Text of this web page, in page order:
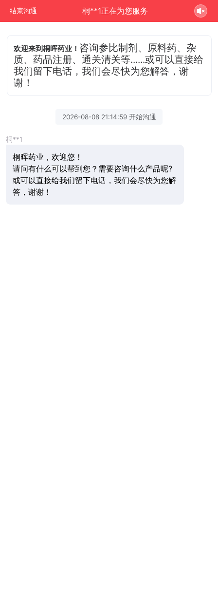
结束沟通 桐**1正在为您服务
欢迎来到桐晖药业！ 咨询参比制剂、原料药、杂
质、药品注册、通关清关等......或可以直接给
我们留下电话，我们会尽快为您解答，谢
谢！
2026-08-08 21:14:59 开始沟通
桐**1
桐晖药业，欢迎您！
请问有什么可以帮到您？需要咨询什么产品呢?
或可以直接给我们留下电话，我们会尽快为您解
答，谢谢！